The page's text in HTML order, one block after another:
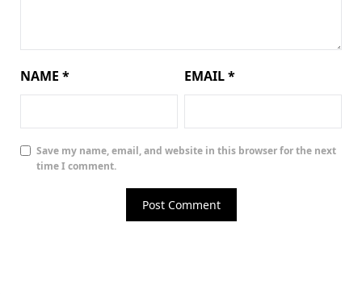
NAME * EMAIL*
Save my name, email, and website in this browser for the next
time I comment.